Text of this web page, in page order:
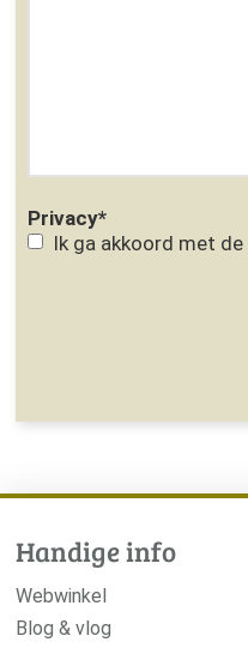
Privacy*
Ik ga akkoord met de
Handige info
Webwinkel
Blog & vlog